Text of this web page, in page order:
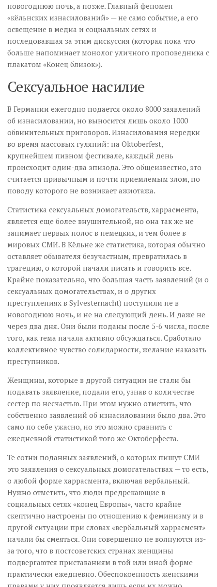
новогоднюю ночь, а позже. Главный феномен
«кёльнских изнасилований» — не само событие, а его
освещение в медиа и социальных сетях и
последовавшая за этим дискуссия (которая пока что
больше напоминает монолог уличного проповедника с
плакатом «Конец близок»).
Сексуальное насилие
В Германии ежегодно подается около 8000 заявлений
об изнасиловании, но выносится лишь около 1000
обвинительных приговоров. Изнасилования нередки
во время массовых гуляний: на Oktoberfest,
крупнейшем пивном фестивале, каждый день
происходит один-два эпизода. Это общеизвестно, это
считается привычным и почти приемлемым злом, по
поводу которого не возникает ажиотажа.
Статистика сексуальных домогательств, харрасмента,
является еще более внушительной, но она так же не
занимает первых полос в немецких, и тем более в
мировых СМИ. В Кёльне же статистика, которая обычно
оставляет обывателя безучастным, превратилась в
трагедию, о которой начали писать и говорить все.
Крайне показательно, что большая часть заявлений (и о
сексуальных домогательствах, и о других
преступлениях в Sylvesternacht) поступили не в
новогоднюю ночь, и не на следующий день. И даже не
через два дня. Они были поданы после 5-6 числа, после
того, как тема начала активно обсуждаться. Сработало
коллективное чувство солидарности, желание наказать
преступников.
Женщины, которые в другой ситуации не стали бы
подавать заявление, подали его, узнав о количестве
сестер по несчастью. При этом нужно отметить, что
собственно заявлений об изнасиловании было два. Это
само по себе ужасно, но это можно сравнить с
ежедневной статистикой того же Октоберфеста.
Те сотни поданных заявлений, о которых пишут СМИ —
это заявления о сексуальных домогательствах — то есть,
о любой форме харрасмента, включая вербальный.
Нужно отметить, что люди предрекающие в
социальных сетях «конец Европы», часто крайне
скептично настроены по отношению к феминизму и в
другой ситуации при словах «вербальный харрасмент»
начали бы смеяться. Они совершенно не волнуются из-
за того, что в постсоветских странах женщины
подвергаются приставаниям в той или иной форме
практически ежедневно. Обеспокоенность женскими